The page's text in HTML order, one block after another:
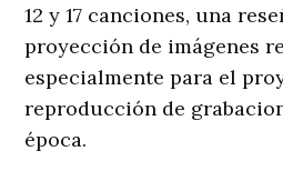
12 y 17 canciones, una
proyección de imágenes
especialmente para el
reproducción de
época.